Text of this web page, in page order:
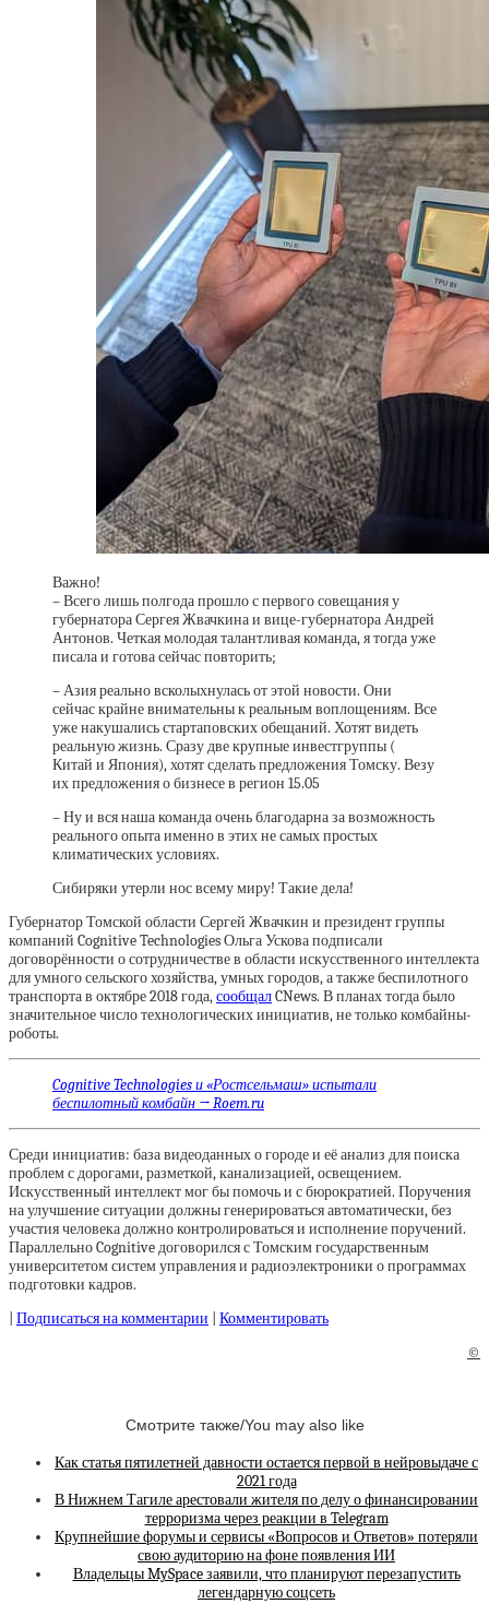
Важно!
– Всего лишь полгода прошло с первого совещания у
губернатора Сергея Жвачкина и вице-губернатора Андрей
Антонов. Четкая молодая талантливая команда, я тогда уже
писала и готова сейчас повторить;
– Азия реально всколыхнулась от этой новости. Они
сейчас крайне внимательны к реальным воплощениям. Все
уже накушались стартаповских обещаний. Хотят видеть
реальную жизнь. Сразу две крупные инвестгруппы (
Китай и Япония), хотят сделать предложения Томску. Везу
их предложения о бизнесе в регион 15.05
– Ну и вся наша команда очень благодарна за возможность
реального опыта именно в этих не самых простых
климатических условиях.
Сибиряки утерли нос всему миру! Такие дела!
Губернатор Томской области Сергей Жвачкин и президент группы
компаний Cognitive Technologies Ольга Ускова подписали
договорённости о сотрудничестве в области искусственного интеллекта
для умного сельского хозяйства, умных городов, а также беспилотного
транспорта в октябре 2018 года,сообщалCNews. В планах тогда было
значительное число технологических инициатив, не только комбайны-
роботы.
Cognitive Technologies и «Ростсельмаш» испытали
беспилотный комбайн → Roem.ru
Среди инициатив: база видеоданных о городе и её анализ для поиска
проблем с дорогами, разметкой, канализацией, освещением.
Искусственный интеллект мог бы помочь и с бюрократией. Поручения
на улучшение ситуации должны генерироваться автоматически, без
участия человека должно контролироваться и исполнение поручений.
Параллельно Cognitive договорился с Томским государственным
университетом систем управления и радиоэлектроники о программах
подготовки кадров.
Подписаться на комментарии
Комментировать
©
Смотрите также/You may also like
Как статья пятилетней давности остается первой в нейровыдаче с
2021 года
В Нижнем Тагиле арестовали жителя по делу о финансировании
терроризма через реакции в Telegram
Крупнейшие форумы и сервисы «Вопросов и Ответов» потеряли
свою аудиторию на фоне появления ИИ
Владельцы MySpace заявили, что планируют перезапустить
легендарную соцсеть